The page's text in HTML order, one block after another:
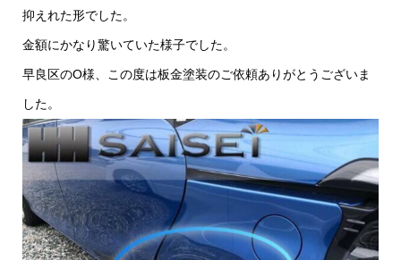
抑えれた形でした。
金額にかなり驚いていた様子でした。
早良区のO様、この度は板金塗装のご依頼ありがとうございま
した。